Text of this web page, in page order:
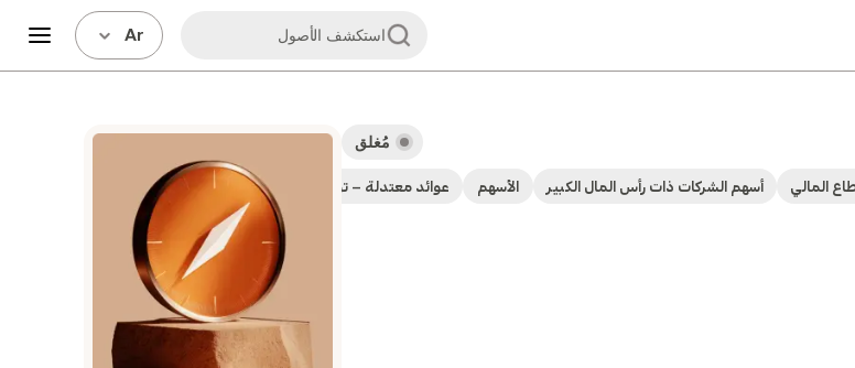
استكشف الأصول Ar
المالي أسهم الشركات ذات رأس المال الكبير الأسهم عوائد معتدلة – توزيعات أرباح تتراوح بين 2-5%
مُغلق